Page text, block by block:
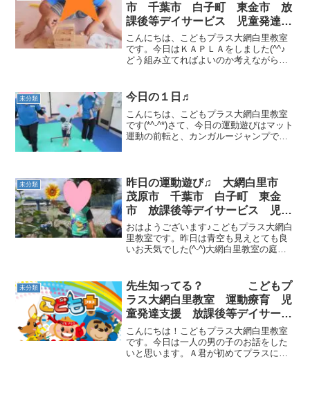
市 千葉市 白子町 東金市 放
課後等デイサービス 児童発達支
援
こんにちは、こどもプラス大網白里教室
です。今日はＫＡＰＬＡをしました(^^♪
どう組み立てればよいのか考えながら慎
ース✌明日も元気に会いましょう♪
未分類 今日の１日♬
こんにちは、こどもプラス大網白里教室
です(*^-^*)さて、今日の運動遊びはマット
運動の前転と、カンガルージャンプでし
たよ。また、...
未分類
昨日の運動遊び♫ 大網白里市
茂原市 千葉市 白子町 東金
市 放課後等デイサービス 児童
発達支援
おはようございます♪こどもプラス大網白
里教室です。昨日は青空も見えとても良
いお天気でした(^-^)大網白里教室の庭に
の運動遊びでは、鉄棒を使用しスズメや
コウモリに...
未分類
先生知ってる？ こどもプ
ラス大網白里教室 運動療育 児
童発達支援 放課後等デイサービ
ス 大網白里市 茂原市 白子町
こんにちは！こどもプラス大網白里教室
です。今日は一人の男の子のお話をした
いと思います。Ａ君が初めてプラスに来